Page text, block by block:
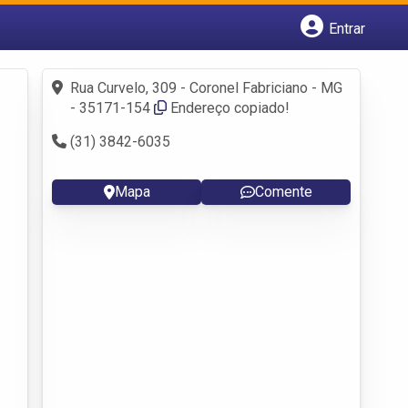
Entrar
Fazer login
Criar conta
Rua Curvelo, 309 - Coronel Fabriciano - MG
- 35171-154
Endereço copiado!
(31) 3842-6035
Mapa Comente